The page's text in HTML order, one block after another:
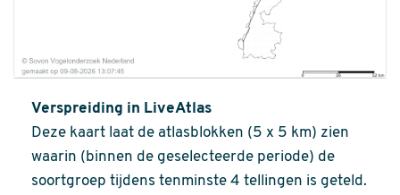
Verspreiding in LiveAtlas
Deze kaart laat de atlasblokken (5 x 5 km) zien
waarin (binnen de geselecteerde periode) de
soortgroep tijdens tenminste 4 tellingen is geteld.